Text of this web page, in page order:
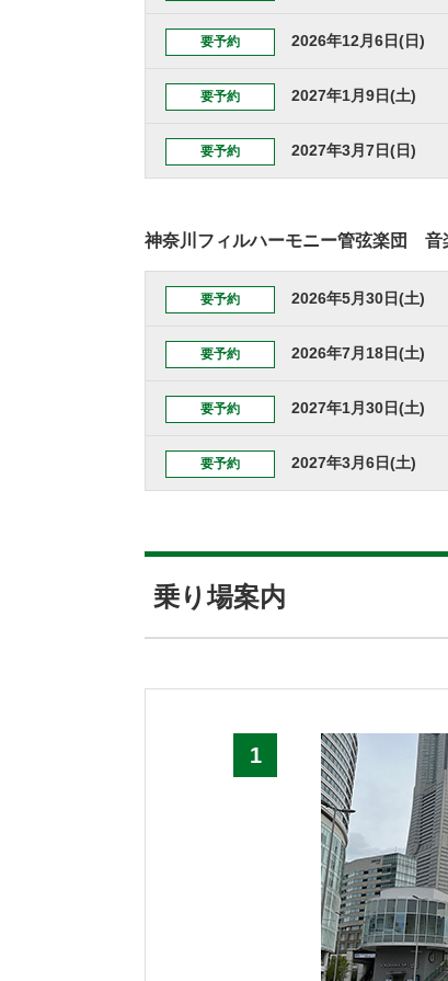
要予約 2026年12月6日(日)
要予約 2027年1月9日(土)
要予約 2027年3月7日(日)
神奈川フィルハーモニー管弦楽団 音
要予約 2026年5月30日(土)
要予約 2026年7月18日(土)
要予約 2027年1月30日(土)
要予約 2027年3月6日(土)
乗り場案内
1